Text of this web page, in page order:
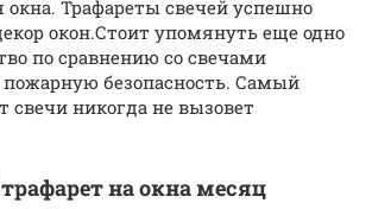
Трафареты свечей успешно
окон.Стоит упомянуть еще одно
по сравнению со свечами
безопасность. Самый
свечи никогда не вызовет
на окна месяц